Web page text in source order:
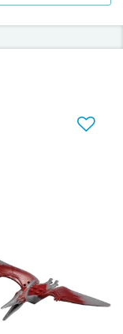
нельзя.
которого вот-
его маму,
собрать
периода. Для
оборудован
открытая
и